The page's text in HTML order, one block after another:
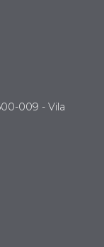
009 - Vila